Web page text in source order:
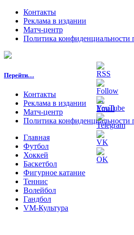
Контакты
Реклама в издании
Матч-центр
Политика конфиденциальности
Перейти…
Контакты
Реклама в издании
Матч-центр
Политика конфиденциальности
Главная
Футбол
Хоккей
Баскетбол
Фигурное катание
Теннис
Волейбол
Гандбол
VM-Культура